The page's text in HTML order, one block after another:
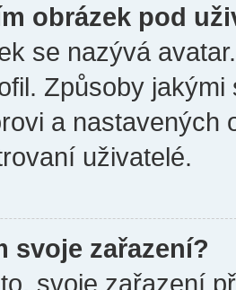
obrázek pod
se nazývá
Způsoby
a nastavených
uživatelé.
svoje zařazení?
svoje zařazení